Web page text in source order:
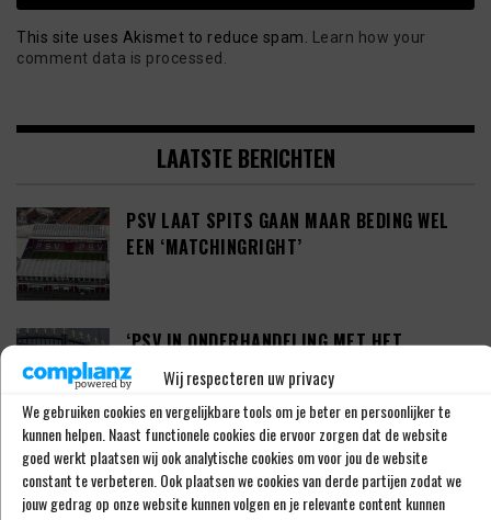
Wij respecteren uw privacy
We gebruiken cookies en vergelijkbare tools om je beter en persoonlijker te
kunnen helpen. Naast functionele cookies die ervoor zorgen dat de website
goed werkt plaatsen wij ook analytische cookies om voor jou de website
constant te verbeteren. Ook plaatsen we cookies van derde partijen zodat we
jouw gedrag op onze website kunnen volgen en je relevante content kunnen
This site uses Akismet to reduce spam.
Learn how your
comment data is processed.
LAATSTE BERICHTEN
PSV LAAT SPITS GAAN MAAR BEDING WEL
EEN ‘MATCHINGRIGHT’
‘PSV IN ONDERHANDELING MET HET
SCHOTSE RANGERS FC’
‘PSV WIL ZICH GAAN VERSTERKEN MET 29-
JARIGE ADAMA CAMARA’